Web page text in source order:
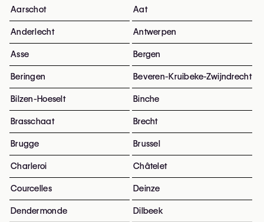
Aarschot Aat
Anderlecht Antwerpen
Asse Bergen
Beringen Beveren-Kruibeke-Zwijndrecht
Bilzen-Hoeselt Binche
Brasschaat Brecht
Brugge Brussel
Charleroi Châtelet
Courcelles Deinze
Dendermonde Dilbeek